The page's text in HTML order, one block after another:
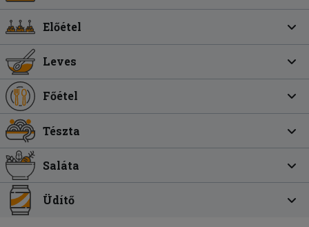
Előétel
Leves
Főétel
Tészta
Saláta
Üdítő